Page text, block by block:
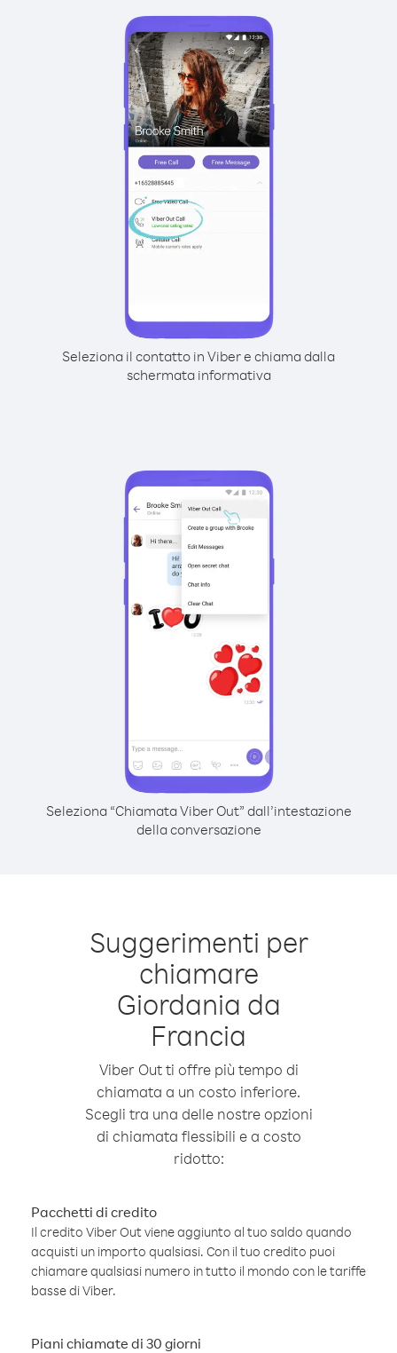
Seleziona il contatto in Viber e chiama dalla
schermata informativa
Seleziona “Chiamata Viber Out” dall’intestazione
della conversazione
Suggerimenti per
chiamare
Giordania da
Francia
Viber Out ti offre più tempo di
chiamata a un costo inferiore.
Scegli tra una delle nostre opzioni
di chiamata flessibili e a costo
ridotto:
Pacchetti di credito
Il credito Viber Out viene aggiunto al tuo saldo quando
acquisti un importo qualsiasi. Con il tuo credito puoi
chiamare qualsiasi numero in tutto il mondo con le tariffe
basse di Viber.
Piani chiamate di 30 giorni